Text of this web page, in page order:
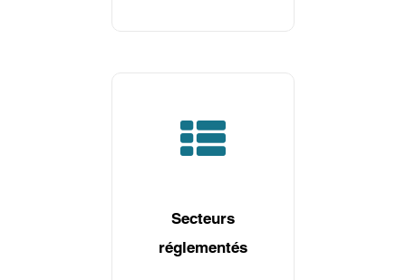
Secteurs
réglementés